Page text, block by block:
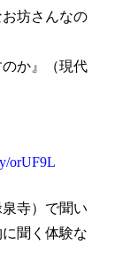
坊さんなの
か』（現代
orUF9L
寺）で聞い
聞く体験な